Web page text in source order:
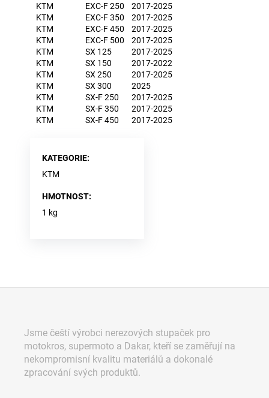
KTM
EXC-F 250
2017-2025
KTM
EXC-F 350
2017-2025
KTM
EXC-F 450
2017-2025
KTM
EXC-F 500
2017-2025
KTM
SX 125
2017-2025
KTM
SX 150
2017-2022
KTM
SX 250
2017-2025
KTM
SX 300
2025
KTM
SX-F 250
2017-2025
KTM
SX-F 350
2017-2025
KTM
SX-F 450 2017-2025
KATEGORIE:
KTM
HMOTNOST:
1 kg
Z
Jsme čeští výrobci nerezových stupaček pro
motokros, supermoto a Dakar, kteří se zaměřují na
nekompromisní kvalitu materiálů a dokonalé
zpracování svých produktů.